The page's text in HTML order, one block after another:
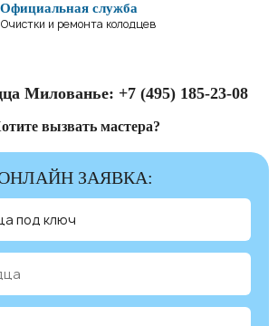
Официальная служба
Очистки и ремонта колодцев
Милованье: +7 (495) 185-23-08
вызвать мастера?
ЗАЯВКА: